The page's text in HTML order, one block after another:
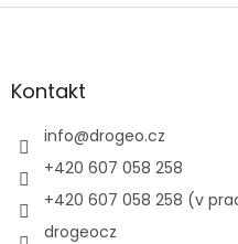
Z
aKontakt
info@drogeo.cz
+420 607 058 258
+420 607 058 258 (v
drogeocz